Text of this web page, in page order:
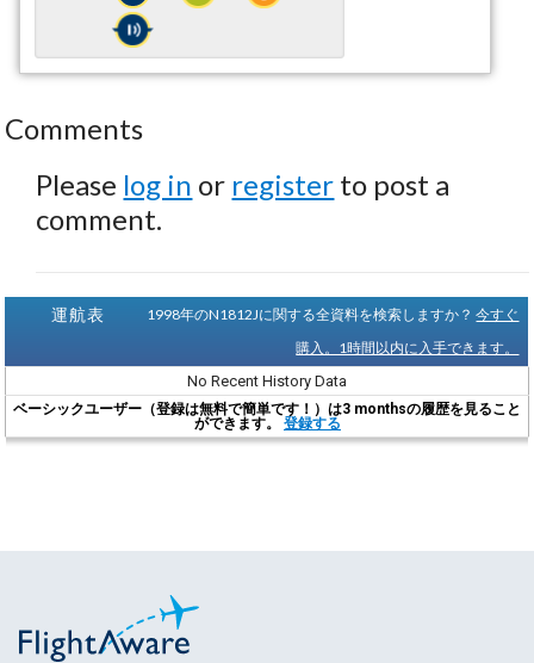
Comments
Please log in or register to post a
comment.
運航表 1998年のN1812Jに関する全資料を検索しますか？今すぐ
購入。1時間以内に入手できます。
No Recent History Data
ベーシックユーザー（登録は無料で簡単です！）は3 monthsの履歴を見ること
ができます。 登録する